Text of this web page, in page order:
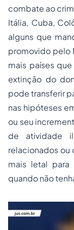
combate ao
Itália, Cuba,
alguns que
promovido pelo
mais países
extinção do
pode transferir
nas hipóteses
ou seu
de atividade
relacionados ou
mais letal para
quando não